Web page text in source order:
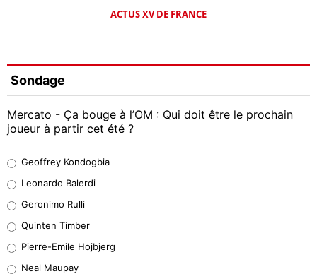
ACTUS XV DE FRANCE
Sondage
Mercato - Ça bouge à l’OM : Qui doit être le prochain
joueur à partir cet été ?
38%
32%
4%
Geoffrey Kondogbia
Leonardo Balerdi
Geronimo Rulli
Quinten Timber
Pierre-Emile Hojbjerg
Neal Maupay